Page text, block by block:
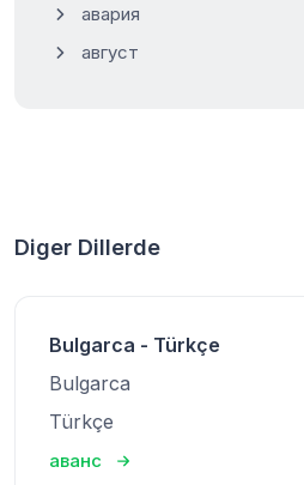
авария
август
Diger Dillerde
Bulgarca - Türkçe
Bulgarca
Türkçe
аванс